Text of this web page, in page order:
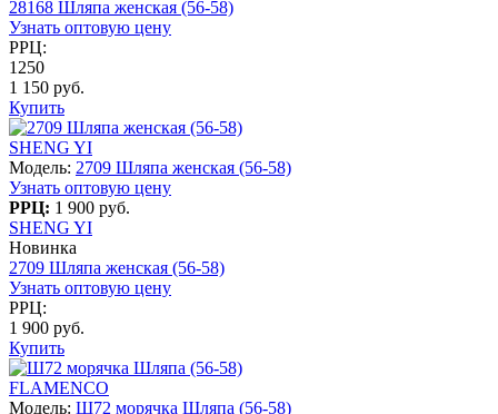
28168 Шляпа женская (56-58)
Узнать оптовую цену
РРЦ:
1250
1 150 руб.
Купить
SHENG YI
Модель: 2709 Шляпа женская (56-58)
Узнать оптовую цену
РРЦ: 1 900 руб.
SHENG YI
Новинка
2709 Шляпа женская (56-58)
Узнать оптовую цену
РРЦ:
1 900 руб.
Купить
FLAMENCO
Модель: Ш72 морячка Шляпа (56-58)